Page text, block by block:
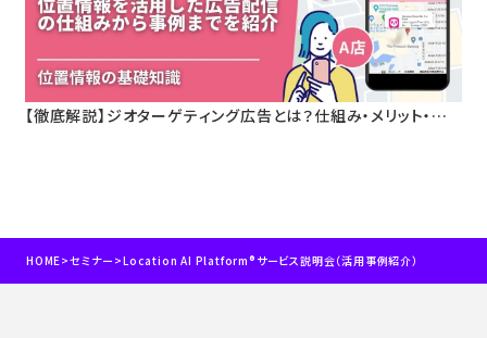
【徹底解説】ジオターゲティング広告とは？仕組み・メリット・活
HOME>セミナー >Location AI Platform®サービス説明会（活用事例紹介）